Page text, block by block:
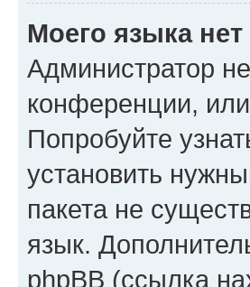
Моего языка нет
Администратор
конференции,
Попробуйте
установить
пакета не
язык.
phpBB (ссылка